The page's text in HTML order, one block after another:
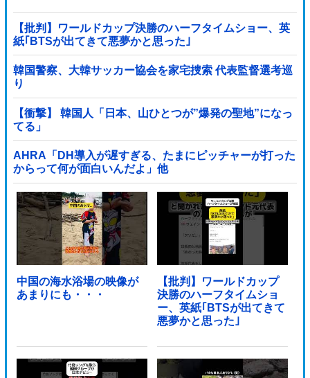
【批判】ワールドカップ決勝のハーフタイムショー、英
紙｢BTSが出てきて悪夢かと思った｣
韓国警察、大韓サッカー協会を家宅捜索 代表監督選考巡
り
【衝撃】 韓国人「日本、山ひとつが”爆発の聖地”になっ
てる」
AHRA「DH導入が遅すぎる、たまにピッチャーが打った
からって何が面白いんだよ」他
中国の海水浴場の映像が
あまりにも・・・
【批判】ワールドカップ
決勝のハーフタイムショ
ー、英紙｢BTSが出てきて
悪夢かと思った｣